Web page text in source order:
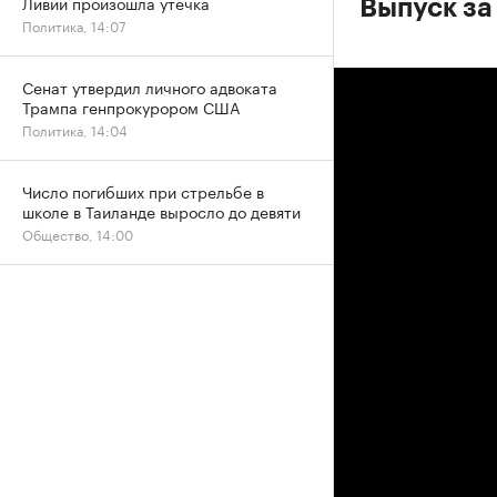
Выпуск
Политика, 14:07
Сенат утвердил личного адвоката
Трампа генпрокурором США
Политика, 14:04
Число погибших при стрельбе в
школе в Таиланде выросло до девяти
Общество, 14:00